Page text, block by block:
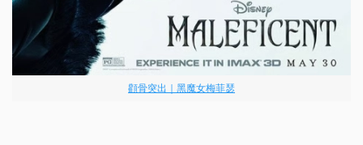
顴骨突出｜黑魔女梅菲瑟